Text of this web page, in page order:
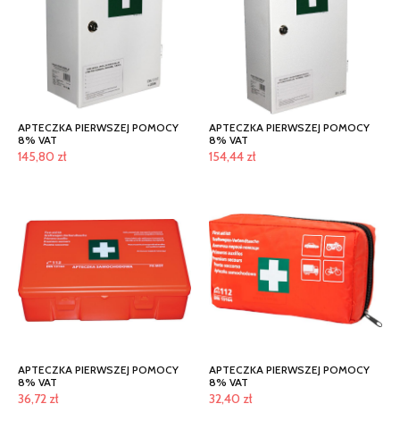
APTECZKA PIERWSZEJ POMOCY
8% VAT
145,80 zł
APTECZKA PIERWSZEJ POMOCY
8% VAT
154,44 zł
APTECZKA PIERWSZEJ POMOCY
8% VAT
36,72 zł
APTECZKA PIERWSZEJ POMOCY
8% VAT
32,40 zł